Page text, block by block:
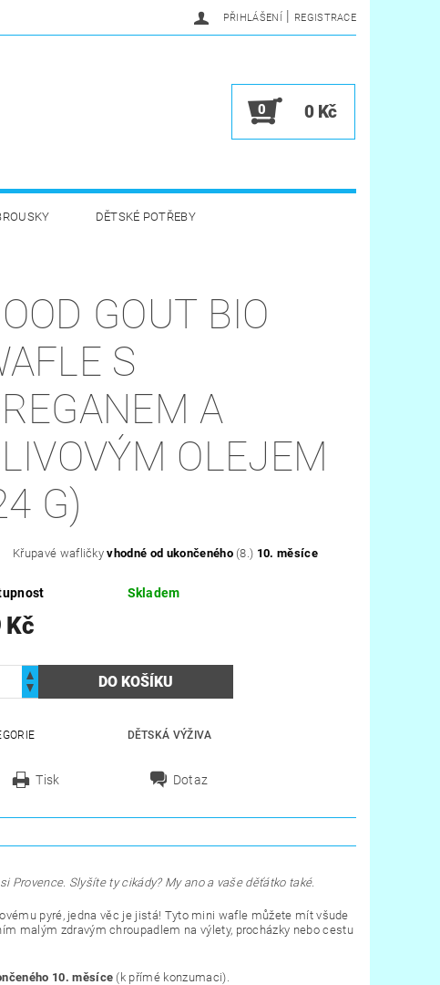
PŘIHLÁŠENÍ | REGISTRACE
0 0 Kč
DĚTSKÉ POTŘEBY
VĚRNOSTNÍ PROGRAM
GOUT BIO
S
A
OLEJEM
G)
Křupavé wafličkyvhodné od ukončeného(8.) 10. měsíce
Skladem
Kč
DĚTSKÁ VÝŽIVA
Tisk Dotaz
Provence. Slyšíte ty cikády? My ano a vaše děťátko také.
pyré, jedna věc je jistá! Tyto mini wafle můžete mít všude
malým zdravým chroupadlem na výlety, procházky nebo cestu
10. měsíce (k přímé konzumaci).